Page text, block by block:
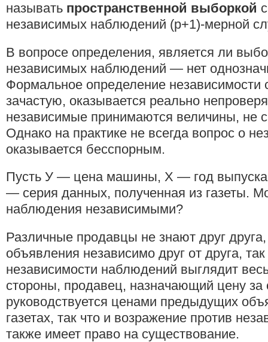
называть пространственной выборкой
независимых наблюдений (p+1)-мерной
В вопросе определения, является ли
независимых наблюдений — нет
Формальное определение независимости
зачастую, оказывается реально
независимые принимаются величины, не
Однако на практике не всегда вопрос о
оказывается бесспорным.
Пусть У — цена машины, X — год
— серия данных, полученная из газеты.
наблюдения независимыми?
Различные продавцы не знают друг
объявления независимо друг от друга,
независимости наблюдений выглядит
стороны, продавец, назначающий цену за
руководствуется ценами предыдущих
газетах, так что и возражение против
также имеет право на существование.